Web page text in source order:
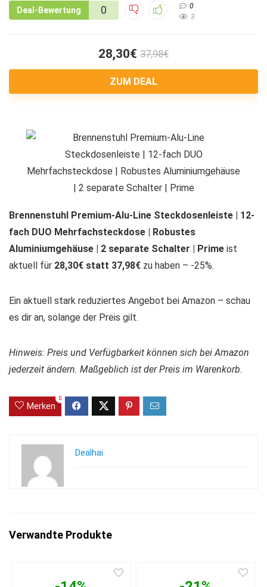
Deal-Bewertung 0
0
3
28,30€ 37,98€
ZUM DEAL
Brennenstuhl Premium-Alu-Line Steckdosenleiste | 12-
fach DUO Mehrfachsteckdose | Robustes
Aluminiumgehäuse | 2 separate Schalter | Prime ist
aktuell für 28,30€ statt 37,98€ zu haben – -25%.
Ein aktuell stark reduziertes Angebot bei Amazon – schau
es dir an, solange der Preis gilt.
Hinweis: Preis und Verfügbarkeit können sich bei Amazon
jederzeit ändern. Maßgeblich ist der Preis im Warenkorb.
Merken
0
Dealhai
Verwandte Produkte